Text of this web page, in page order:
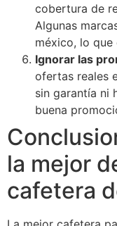
cobertura de
Algunas
méxico, lo
Ignorar las
ofertas reales
sin garantía ni
buena
la mejor
cafetera